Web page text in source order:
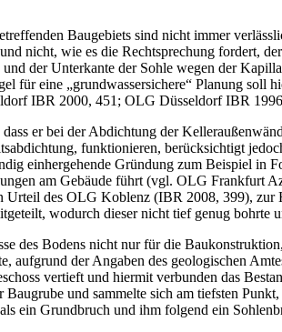
Baugebiets sind nicht immer
nicht, wie es die Rechtsprechung
und der Unterkante der Sohle wegen der
für eine „grundwassersichere“ Planung soll
IBR 2000, 451; OLG Düsseldorf IBR
er bei der Abdichtung der
funktionieren, berücksichtigt
einhergehende Gründung zum Beispiel in
am Gebäude führt (vgl. OLG Frankfurt
des OLG Koblenz (IBR 2008, 399),
wodurch dieser nicht tief genug bohrte
des Bodens nicht nur für die
aufgrund der Angaben des geologischen
vertieft und hiermit verbunden das
und sammelte sich am tiefsten
ein Grundbruch und ihm folgend ein